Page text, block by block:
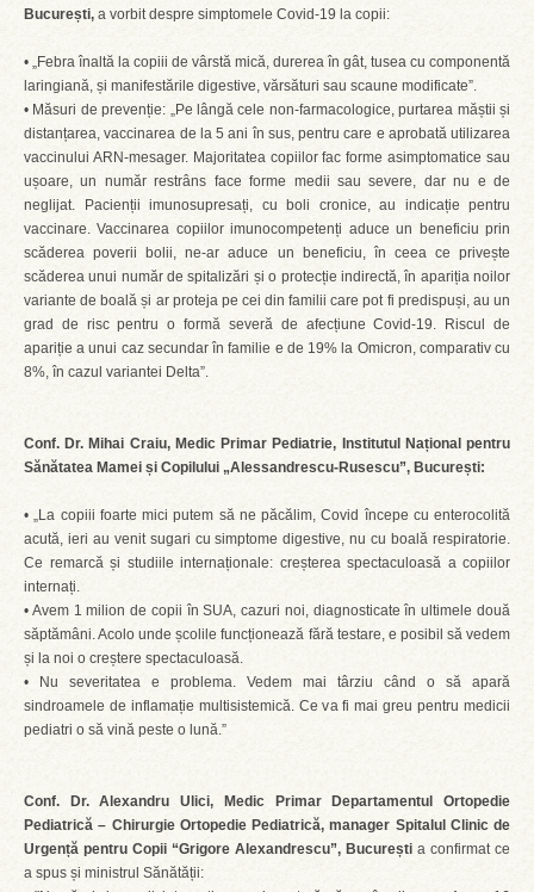
București, a vorbit despre simptomele Covid-19 la copii:
• „Febra înaltă la copiii de vârstă mică, durerea în gât, tusea cu componentă
laringiană, și manifestările digestive, vărsături sau scaune modificate”.
• Măsuri de prevenție: „Pe lângă cele non-farmacologice, purtarea măștii și
distanțarea, vaccinarea de la 5 ani în sus, pentru care e aprobată utilizarea
vaccinului ARN-mesager. Majoritatea copiilor fac forme asimptomatice sau
ușoare, un număr restrâns face forme medii sau severe, dar nu e de
neglijat. Pacienții imunosupresați, cu boli cronice, au indicație pentru
vaccinare. Vaccinarea copiilor imunocompetenți aduce un beneficiu prin
scăderea poverii bolii, ne-ar aduce un beneficiu, în ceea ce privește
scăderea unui număr de spitalizări și o protecție indirectă, în apariția noilor
variante de boală și ar proteja pe cei din familii care pot fi predispuși, au un
grad de risc pentru o formă severă de afecțiune Covid-19. Riscul de
apariție a unui caz secundar în familie e de 19% la Omicron, comparativ cu
8%, în cazul variantei Delta”.
Conf. Dr. Mihai Craiu, Medic Primar Pediatrie, Institutul Național pentru
Sănătatea Mamei și Copilului „Alessandrescu-Rusescu”, București:
• „La copiii foarte mici putem să ne păcălim, Covid începe cu enterocolită
acută, ieri au venit sugari cu simptome digestive, nu cu boală respiratorie.
Ce remarcă și studiile internaționale: creșterea spectaculoasă a copiilor
internați.
• Avem 1 milion de copii în SUA, cazuri noi, diagnosticate în ultimele două
săptămâni. Acolo unde școlile funcționează fără testare, e posibil să vedem
și la noi o creștere spectaculoasă.
• Nu severitatea e problema. Vedem mai târziu când o să apară
sindroamele de inflamație multisistemică. Ce va fi mai greu pentru medicii
pediatri o să vină peste o lună.”
Conf. Dr. Alexandru Ulici, Medic Primar Departamentul Ortopedie
Pediatrică – Chirurgie Ortopedie Pediatrică, manager Spitalul Clinic de
Urgență pentru Copii “Grigore Alexandrescu”, București a confirmat ce
a spus și ministrul Sănătății: